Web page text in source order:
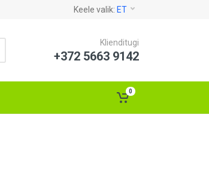
Keele valik: ET
Klienditugi
+372 5663 9142
0